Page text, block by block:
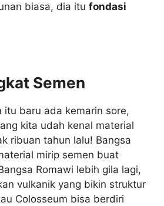
biasa, dia itu fondasi
Semen
itu baru ada kemarin sore,
kita udah kenal material
ribuan tahun lalu! Bangsa
mirip semen buat
Romawi lebih gila lagi,
vulkanik yang bikin struktur
Colosseum bisa berdiri